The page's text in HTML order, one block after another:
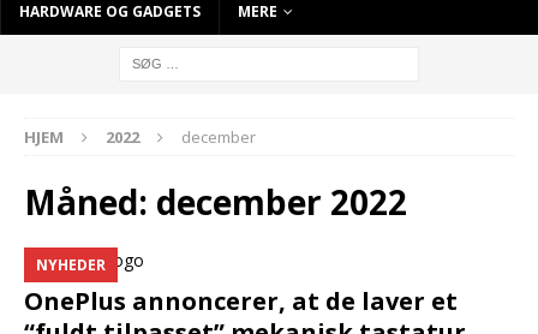
HARDWARE OG GADGETS MERE
HJEM 2022 december
Måned: december 2022
NYHEDER
OnePlus annoncerer, at de laver et